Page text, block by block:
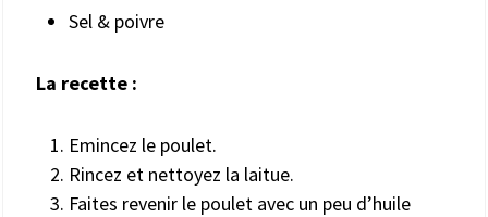
Sel & poivre
La recette :
Emincez le poulet.
Rincez et nettoyez la laitue.
Faites revenir le poulet avec un peu d’huile